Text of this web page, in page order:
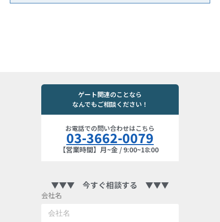
ゲート関連のことなら
なんでもご相談ください！
お電話での問い合わせはこちら
03-3662-0079
【営業時間】月~金 / 9:00~18:00
▼▼▼ 今すぐ相談する ▼▼▼
会社名